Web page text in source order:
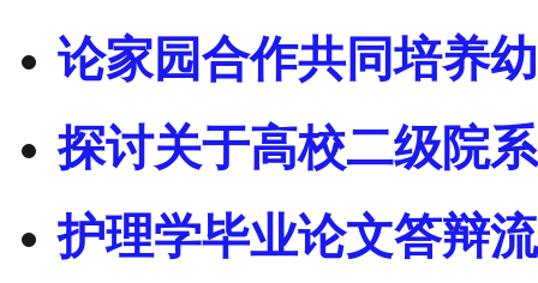
论家园合作共同培养
探讨关于高校二级院
护理学毕业论文答辩